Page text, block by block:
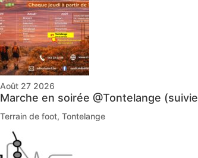
Août 27 2026
Marche en soirée @Tontelange
Terrain de foot, Tontelange